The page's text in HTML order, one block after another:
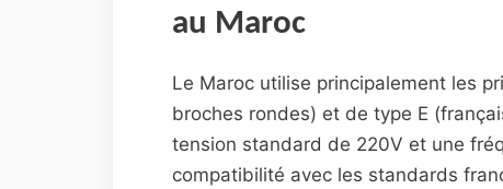
au Maroc
Le Maroc utilise principalement les
broches rondes) et de type E
tension standard de 220V et une
compatibilité avec les standards